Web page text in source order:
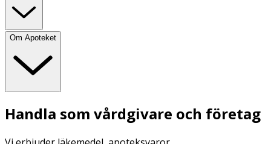
Om Apoteket
Handla som vårdgivare och företag